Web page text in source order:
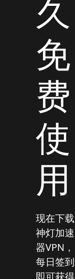
久
免
费
使
用
现在下载
神灯加速
器VPN，
每日签到
即可获得